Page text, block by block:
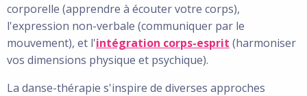
corporelle (apprendre à écouter votre corps),
l'expression non-verbale (communiquer par le
mouvement), et l'intégration corps-esprit (harmoniser
vos dimensions physique et psychique).
La danse-thérapie s'inspire de diverses approches